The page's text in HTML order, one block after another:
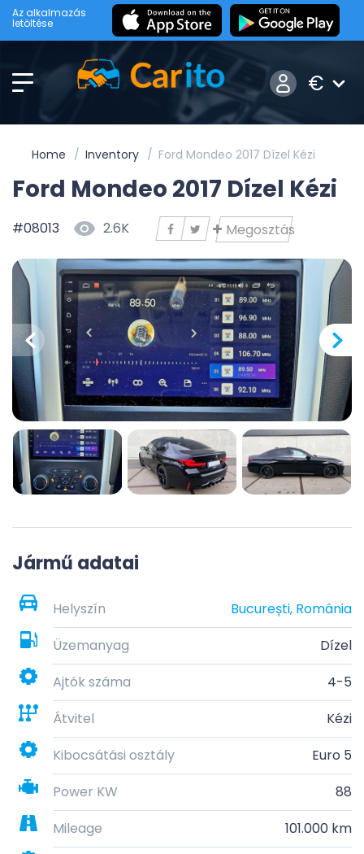
Az alkalmazás
letöltése
€
Home Inventory Ford Mondeo 2017 Dízel Kézi
Ford Mondeo 2017 Dízel Kézi
#08013 2.6K Megosztás
Jármű adatai
Helyszín
București, România
Üzemanyag
Dízel
Ajtók száma
4-5
Átvitel
Kézi
Kibocsátási osztály
Euro 5
Power KW
88
Mileage
101.000 km